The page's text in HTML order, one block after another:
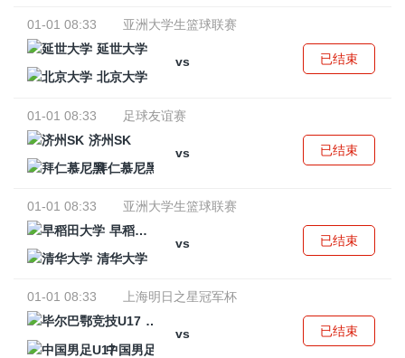
01-01 08:33
亚洲大学生篮球联赛
延世大学
vs
北京大学
已结束
01-01 08:33
足球友谊赛
济州SK
vs
拜仁慕尼黑
已结束
01-01 08:33
亚洲大学生篮球联赛
早稻田大学
vs
清华大学
已结束
01-01 08:33
上海明日之星冠军杯
毕尔巴鄂竞技U17
vs
中国男足U17
已结束